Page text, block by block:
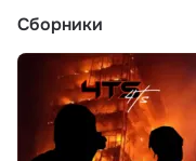
Сборники